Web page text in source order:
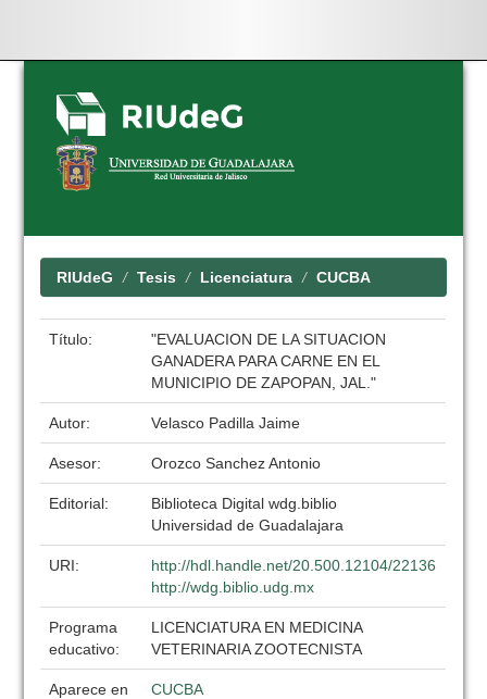
Skip
navigation
RIUdeG Tesis Licenciatura CUCBA
Título:
"EVALUACION DE LA SITUACION
GANADERA PARA CARNE EN EL
MUNICIPIO DE ZAPOPAN, JAL."
Autor: Velasco Padilla Jaime
Asesor: Orozco Sanchez Antonio
Editorial:
Biblioteca Digital wdg.biblio
Universidad de Guadalajara
URI:
http://hdl.handle.net/20.500.12104/22136
http://wdg.biblio.udg.mx
Programa
educativo:
LICENCIATURA EN MEDICINA
VETERINARIA ZOOTECNISTA
Aparece en
CUCBA